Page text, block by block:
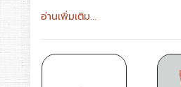
อ่านเพิ่มเติม...